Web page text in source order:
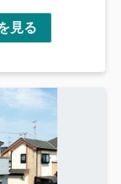
見る